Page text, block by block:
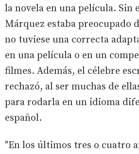
la novela en una película. Sin
Márquez estaba preocupado
no tuviese una correcta
en una película o en un
filmes. Además, el célebre
rechazó, al ser muchas de
para rodarla en un idioma
español.
"En los últimos tres o cuatro